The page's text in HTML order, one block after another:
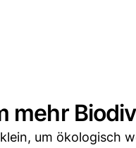
mehr
um ökologisch